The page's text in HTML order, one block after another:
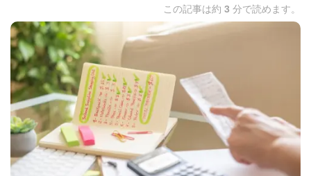
この記事は約 3 分で読めます。